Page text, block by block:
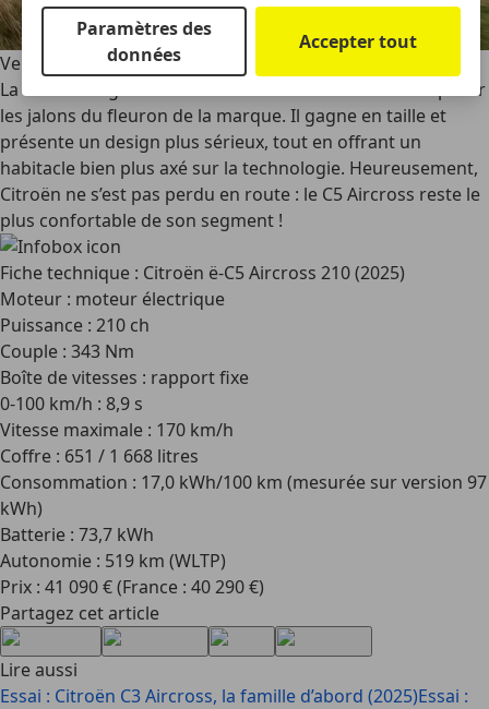
Paramètres des
données
Accepter tout
Verdict
La deuxième génération du Citroën C5 Aircross vient poser
les jalons du fleuron de la marque. Il gagne en taille et
présente un design plus sérieux, tout en offrant un
habitacle bien plus axé sur la technologie. Heureusement,
Citroën ne s’est pas perdu en route : le C5 Aircross reste le
plus confortable de son segment !
Fiche technique : Citroën ë-C5 Aircross 210 (2025)
Moteur : moteur électrique
Puissance : 210 ch
Couple : 343 Nm
Boîte de vitesses : rapport fixe
0-100 km/h : 8,9 s
Vitesse maximale : 170 km/h
Coffre : 651 / 1 668 litres
Consommation : 17,0 kWh/100 km (mesurée sur version 97
kWh)
Batterie : 73,7 kWh
Autonomie : 519 km (WLTP)
Prix : 41 090 € (France : 40 290 €)
Partagez cet article
Lire aussi
Essai : Citroën C3 Aircross, la famille d’abord (2025)Essai :